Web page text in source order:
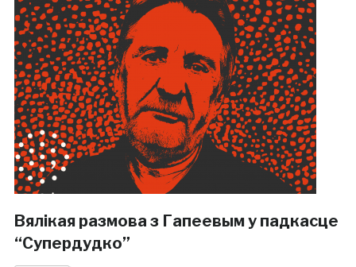
Вялікая размова з Гапеевым у падкасце
“Супердудко”